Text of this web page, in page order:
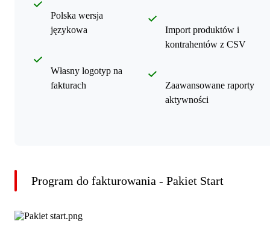
Polska wersja
językowa
Własny logotyp na
fakturach
Import produktów i
kontrahentów z CSV
Zaawansowane raporty
aktywności
Program do fakturowania - Pakiet Start